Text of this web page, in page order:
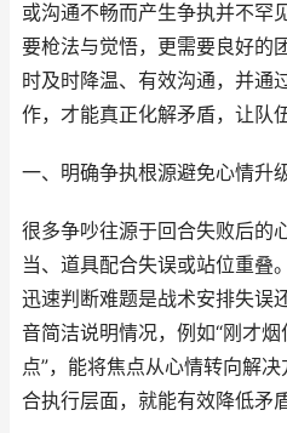
或沟通不畅而产生争执并不罕
要枪法与觉悟，更需要良好的
时及时降温、有效沟通，并通
作，才能真正化解矛盾，让队
一、明确争执根源避免心情升
很多争吵往源于回合失败后的
当、道具配合失误或站位重叠
迅速判断难题是战术安排失误
音简洁说明情况，例如“刚才
点”，能将焦点从心情转向解
合执行层面，就能有效降低矛